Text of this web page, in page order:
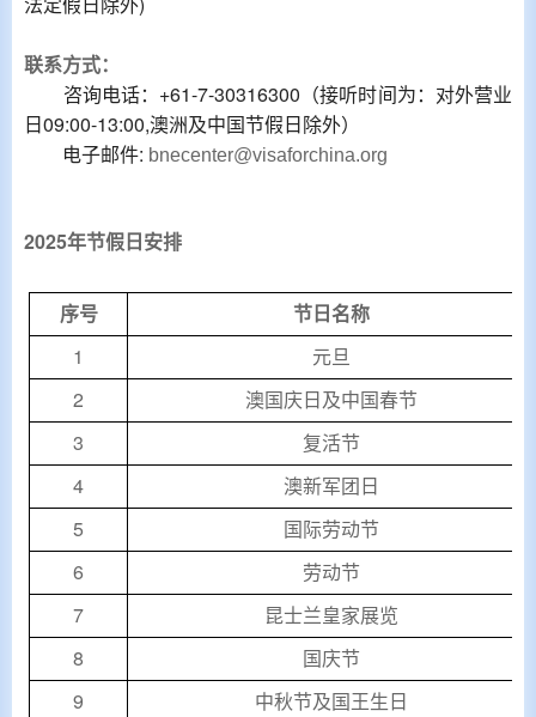
联系方式：
咨询电话：+61-7-30316300（接听时间为：对外营业
日09:00-13:00,澳洲及中国节假日除外）
电子邮件: bnecenter@visaforchina.org
2025年节假日安排
序号
节日名称
1
元旦
2
澳国庆日及中国春节
3
复活节
4
澳新军团日
5
国际劳动节
6
劳动节
7
昆士兰皇家展览
8
国庆节
9
中秋节及国王生日